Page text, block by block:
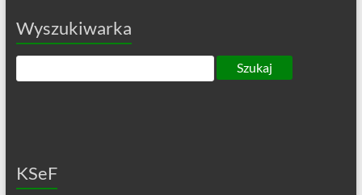
Wyszukiwarka
KSeF